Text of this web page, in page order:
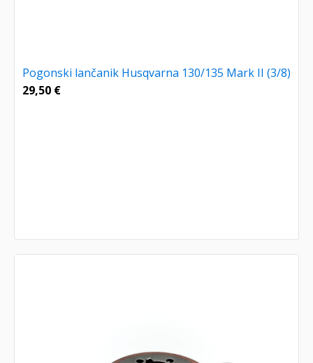
Pogonski lančanik Husqvarna 130/135 Mark II (3/8)
29,50 €